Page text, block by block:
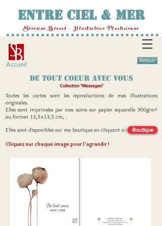
Entre Ciel & Mer
Séverine Bérard - Illustratrice Plasticienne
DE TOUT COEUR AVEC VOUS
Collection "Messages"
Toutes les cartes sont les reproductions de mes illustrations
originales.
Elles sont imprimées par mes soins sur papier aquarelle 300g/m²
au format 13,5x13,5 cm, .
Elles sont disponibles sur ma boutique en cliquant ici :
Cliquez sur chaque image pour l'agrandir !
Boutique
Accueil
Retour